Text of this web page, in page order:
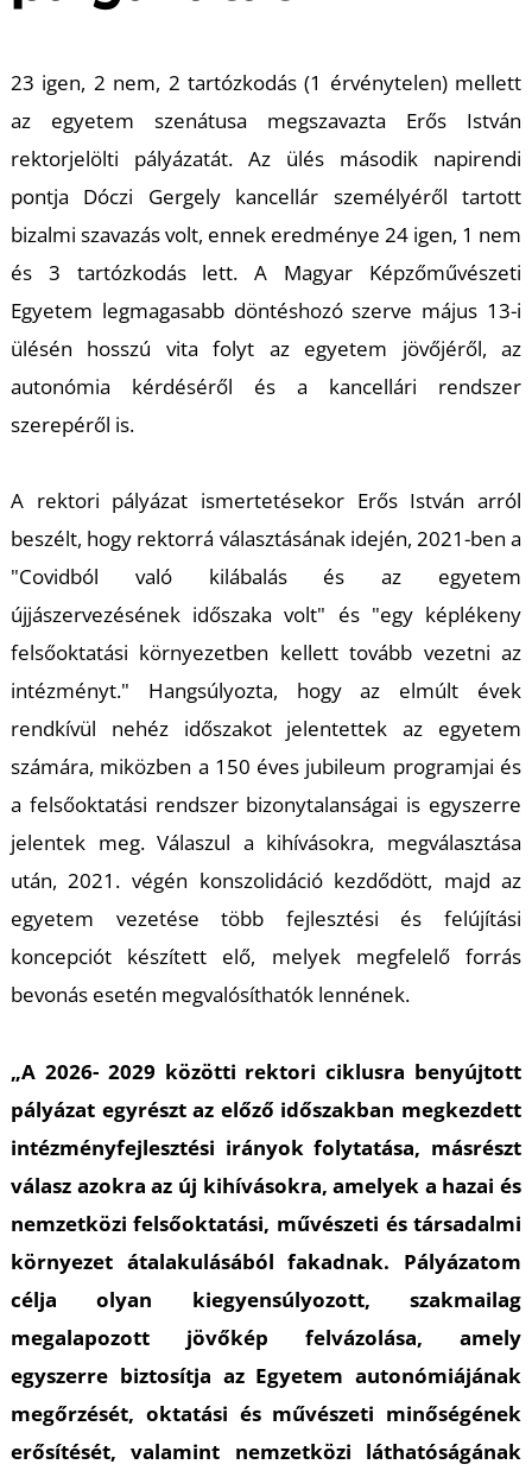
23 igen, 2 nem, 2 tartózkodás (1 érvénytelen) mellett
az egyetem szenátusa megszavazta Erős István
rektorjelölti pályázatát. Az ülés második napirendi
pontja Dóczi Gergely kancellár személyéről tartott
bizalmi szavazás volt, ennek eredménye 24 igen, 1 nem
és 3 tartózkodás lett. A Magyar Képzőművészeti
Egyetem legmagasabb döntéshozó szerve május 13-i
ülésén hosszú vita folyt az egyetem jövőjéről, az
autonómia kérdéséről és a kancellári rendszer
szerepéről is.
A rektori pályázat ismertetésekor Erős István arról
beszélt, hogy rektorrá választásának idején, 2021-ben a
"Covidból való kilábalás és az egyetem
újjászervezésének időszaka volt" és "egy képlékeny
felsőoktatási környezetben kellett tovább vezetni az
intézményt." Hangsúlyozta, hogy az elmúlt évek
rendkívül nehéz időszakot jelentettek az egyetem
számára, miközben a 150 éves jubileum programjai és
a felsőoktatási rendszer bizonytalanságai is egyszerre
jelentek meg. Válaszul a kihívásokra, megválasztása
után, 2021. végén konszolidáció kezdődött, majd az
egyetem vezetése több fejlesztési és felújítási
koncepciót készített elő, melyek megfelelő forrás
bevonás esetén megvalósíthatók lennének.
„A 2026- 2029 közötti rektori ciklusra benyújtott
pályázat egyrészt az előző időszakban megkezdett
intézményfejlesztési irányok folytatása, másrészt
válasz azokra az új kihívásokra, amelyek a hazai és
nemzetközi felsőoktatási, művészeti és társadalmi
környezet átalakulásából fakadnak. Pályázatom
célja olyan kiegyensúlyozott, szakmailag
megalapozott jövőkép felvázolása, amely
egyszerre biztosítja az Egyetem autonómiájának
megőrzését, oktatási és művészeti minőségének
erősítését, valamint nemzetközi láthatóságának